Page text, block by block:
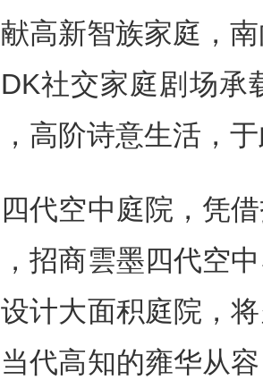
献高新智族家庭，
DK社交家庭剧场承
，高阶诗意生活，
四代空中庭院，凭
，招商雲墨四代空
设计大面积庭院，
当代高知的雍华从